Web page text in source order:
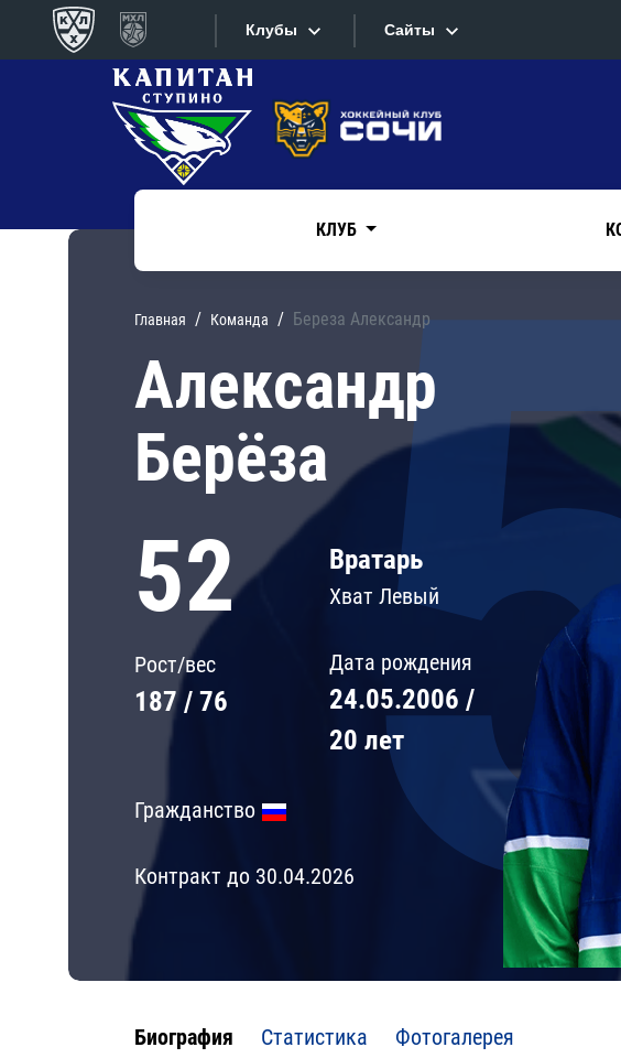
Клубы
Конференция «Запад»
Дивизион Боброва
ХК Сочи
Дивизион Тарасова
Динамо М
Локомотив
Северсталь
Ак Барс
Сибирь
Сайты
Сайты
Фотобанк
Приложение КХЛ
КЛУБ
Главная Кoманда Береза Александр
Александр
Берёза
52
Рост/вес
187 / 76
Вратарь
Хват Левый
Дата рождения
24.05.2006 /
20 лет
Гражданство
Контракт до 30.04.2026
Биография Статистика Фотогалерея